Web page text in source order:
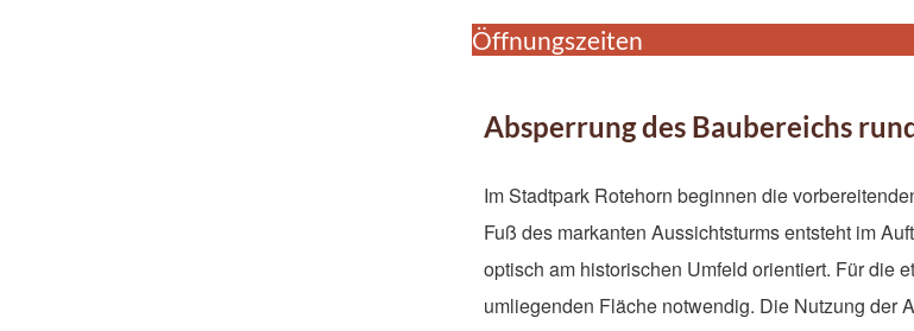
Öffnungszeiten
Absperrung des Baubereichs
Im Stadtpark Rotehorn beginnen die
Fuß des markanten Aussichtsturms entsteht im
optisch am historischen Umfeld orientiert. Für die
umliegenden Fläche notwendig. Die Nutzung der